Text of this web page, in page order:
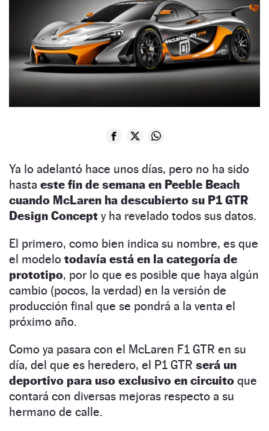
Ya lo adelantó hace unos días, pero no ha sido
hasta este fin de semana en Peeble Beach
cuando McLaren ha descubierto su P1 GTR
Design Concept y ha revelado todos sus datos.
El primero, como bien indica su nombre, es que
el modelo todavía está en la categoría de
prototipo, por lo que es posible que haya algún
cambio (pocos, la verdad) en la versión de
producción final que se pondrá a la venta el
próximo año.
Como ya pasara con el McLaren F1 GTR en su
día, del que es heredero, el P1 GTR será un
deportivo para uso exclusivo en circuito que
contará con diversas mejoras respecto a su
hermano de calle.